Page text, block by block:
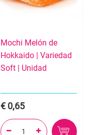
Mochi Melón de
Hokkaido | Variedad
Soft | Unidad
0,65
 